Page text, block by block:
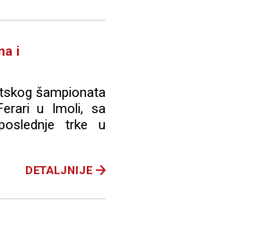
i
šampionata
u Imoli, sa
trke u
DETALJNIJE